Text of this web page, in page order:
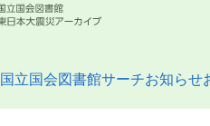
国立国会図書館サーチお知らせ